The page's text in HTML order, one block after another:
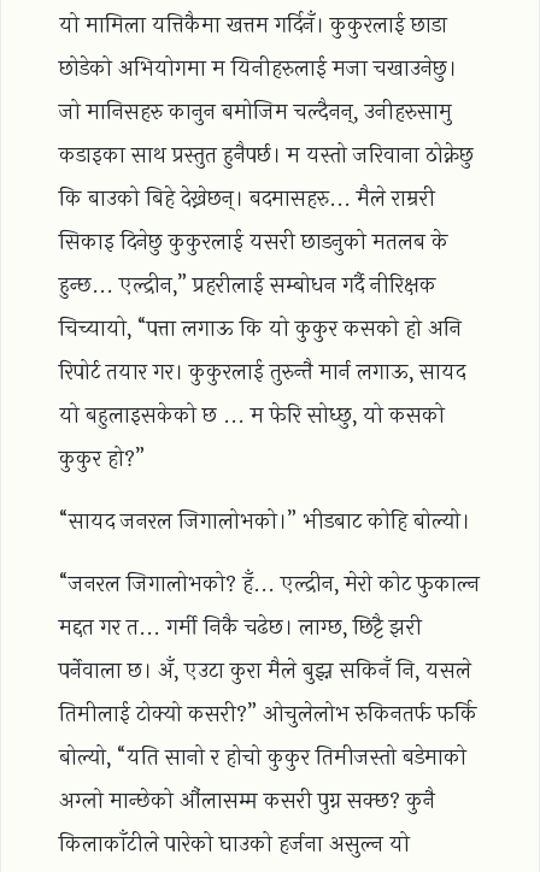
यो मामिला यत्तिकैमा खत्तम गर्दिनँ। कुकुरलाई छाडा
छोडेको अभियोगमा म यिनीहरुलाई मजा चखाउनेछु।
जो मानिसहरु कानुन बमोजिम चल्दैनन्, उनीहरुसामु
कडाइका साथ प्रस्तुत हुनैपर्छ। म यस्तो जरिवाना ठोक्नेछु
कि बाउको बिहे देख्नेछन्। बदमासहरु... मैले राम्ररी
सिकाइ दिनेछु कुकुरलाई यसरी छाडनुको मतलब के
हुन्छ... एल्द्रीन,” प्रहरीलाई सम्बोधन गर्दै नीरिक्षक
चिच्यायो, “पत्ता लगाऊ कि यो कुकुर कसको हो अनि
रिपोर्ट तयार गर। कुकुरलाई तुरुन्तै मार्न लगाऊ, सायद
यो बहुलाइसकेको छ ... म फेरि सोध्छु, यो कसको
कुकुर हो?”
“सायद जनरल जिगालोभको।” भीडबाट कोहि बोल्यो।
“जनरल जिगालोभको? हँ... एल्द्रीन, मेरो कोट फुकाल्न
मद्दत गर त... गर्मी निकै चढेछ। लाग्छ, छिट्टै झरी
पर्नेवाला छ। अँ, एउटा कुरा मैले बुझ्न सकिनँ नि, यसले
तिमीलाई टोक्यो कसरी?” ओचुलेलोभ रुकिनतर्फ फर्कि
बोल्यो, “यति सानो र होचो कुकुर तिमीजस्तो बडेमाको
अग्लो मान्छेको औंलासम्म कसरी पुग्न सक्छ? कुनै
किलाकाँटीले पारेको घाउको हर्जना असुल्न यो